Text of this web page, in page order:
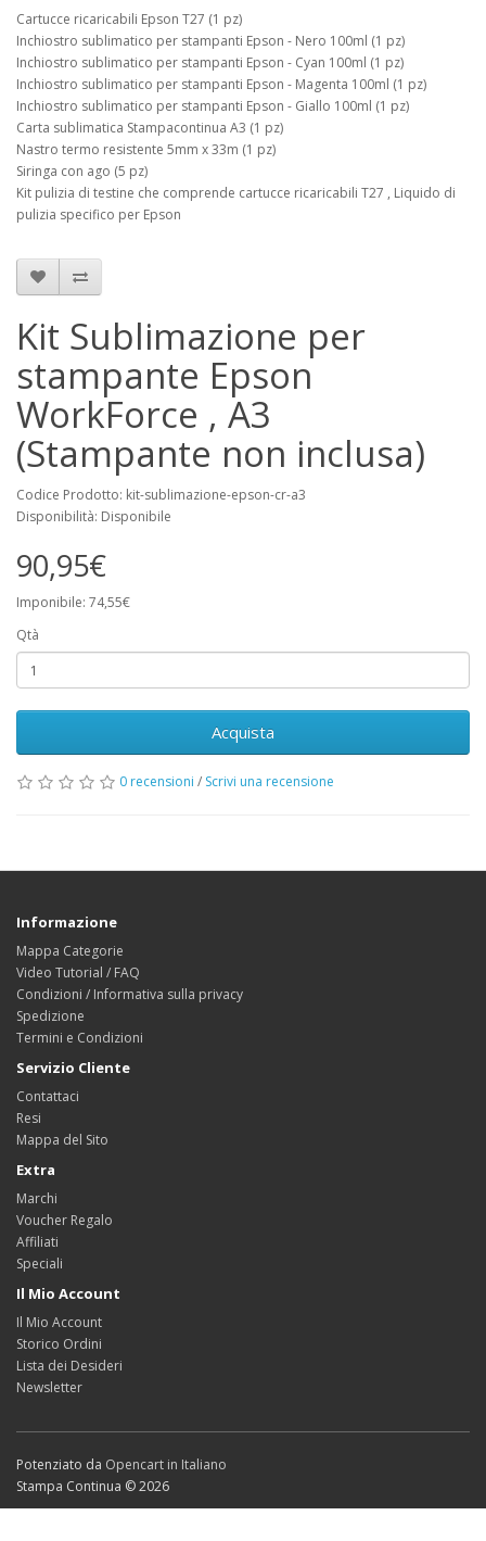
Cartucce ricaricabili Epson T27 (1 pz)
Inchiostro sublimatico per stampanti Epson - Nero 100ml (1 pz)
Inchiostro sublimatico per stampanti Epson - Cyan 100ml (1 pz)
Inchiostro sublimatico per stampanti Epson - Magenta 100ml (1 pz)
Inchiostro sublimatico per stampanti Epson - Giallo 100ml (1 pz)
Carta sublimatica Stampacontinua A3 (1 pz)
Nastro termo resistente 5mm x 33m (1 pz)
Siringa con ago (5 pz)
Kit pulizia di testine che comprende cartucce ricaricabili T27 , Liquido di
pulizia specifico per Epson
Kit Sublimazione per
stampante Epson
WorkForce , A3
(Stampante non inclusa)
Codice Prodotto: kit-sublimazione-epson-cr-a3
Disponibilità: Disponibile
90,95€
Imponibile: 74,55€
Qtà
Acquista
0 recensioni / Scrivi una recensione
Informazione
Mappa Categorie
Video Tutorial / FAQ
Condizioni / Informativa sulla privacy
Spedizione
Termini e Condizioni
Servizio Cliente
Contattaci
Resi
Mappa del Sito
Extra
Marchi
Voucher Regalo
Affiliati
Speciali
Il Mio Account
Il Mio Account
Storico Ordini
Lista dei Desideri
Newsletter
Potenziato da Opencart in Italiano
Stampa Continua © 2026